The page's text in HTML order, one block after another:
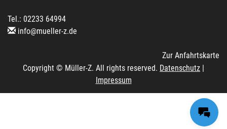
Tel.: 02233 64994
info@mueller-z.de
Zur Anfahrtskarte
Copyright © Müller-Z. All rights reserved. Datenschutz |
Impressum